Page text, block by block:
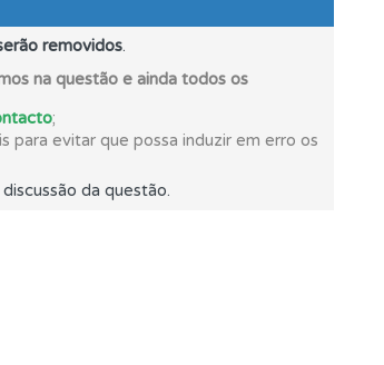
removidos.
na questão e ainda todos os
;
para evitar que possa induzir em erro os
da questão.